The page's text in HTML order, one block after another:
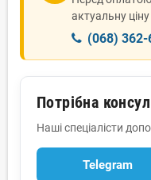
актуальну
(068)
Потрібна
Наші спеціалісти
Telegram